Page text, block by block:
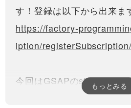
す！登録は以下から出来ま
https://factory-
iption/registerSubscription/
今回はGSAPのstaggerと
て、delayを少しずつズラ
もっとみる